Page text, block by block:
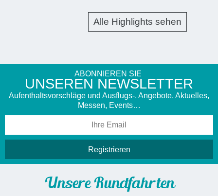
Alle Highlights sehen
ABONNIEREN SIE
UNSEREN NEWSLETTER
Aufenthaltsvorschläge und Ausflugs-, Angebote, Aktuelles,
Messen, Events…
Unsere Rundfahrten